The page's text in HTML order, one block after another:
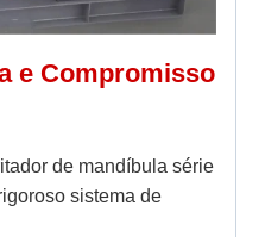
e Compromisso
de mandíbula série
sistema de